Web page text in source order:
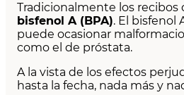
Tradicionalmente los
bisfenol A (BPA). El bisfenol
puede ocasionar
como el de próstata.
A la vista de los efectos
hasta la fecha, nada más y